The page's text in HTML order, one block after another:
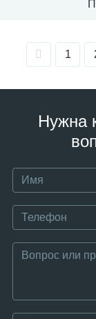
1
Нужна